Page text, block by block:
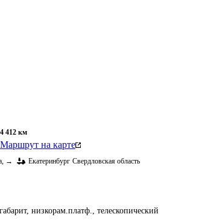
4 412 км
Маршрут на карте
, → Екатеринбург Свердловская область
низкорам.платф., телескопический